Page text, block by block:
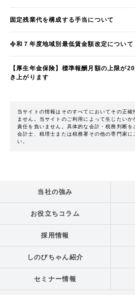
固定残業代を構成する手当について
令和７年度地域別最低賃金額改定について
【厚生年金保険】標準報酬月額の上限が
き上がります
当サイトの情報はそのすべてにおいてその正確
ません。当サイトのご利用によって生じたい
責任を負いません。具体的な会計・税務判断を
会計士、税理士または税務署その他の専門家に
い。
当社の強み
お役立ちコラム
採用情報
しのびちゃん紹介
セミナー情報